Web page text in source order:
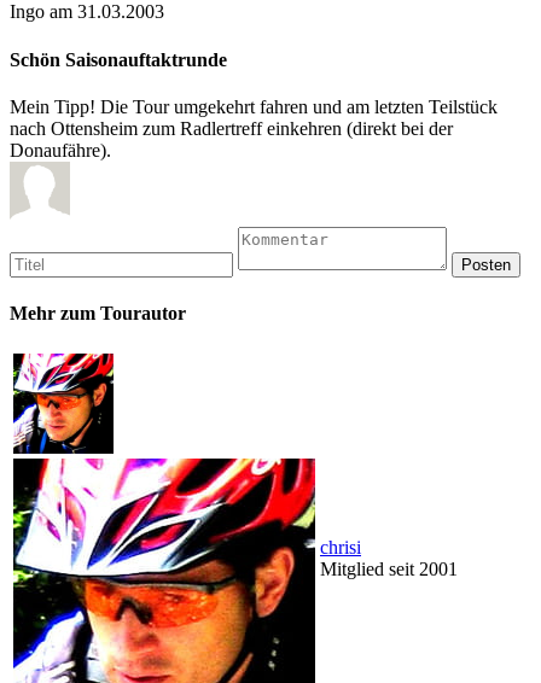
Ingo am 31.03.2003
Schön Saisonauftaktrunde
Mein Tipp! Die Tour umgekehrt fahren und am letzten Teilstück
nach Ottensheim zum Radlertreff einkehren (direkt bei der
Donaufähre).
Mehr zum Tourautor
chrisi
Mitglied seit 2001